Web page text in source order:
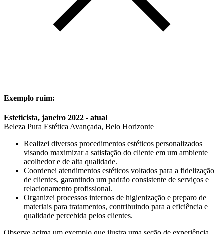
Exemplo ruim:
Esteticista, janeiro 2022 - atual
Beleza Pura Estética Avançada, Belo Horizonte
Realizei diversos procedimentos estéticos personalizados
visando maximizar a satisfação do cliente em um ambiente
acolhedor e de alta qualidade.
Coordenei atendimentos estéticos voltados para a fidelização
de clientes, garantindo um padrão consistente de serviços e
relacionamento profissional.
Organizei processos internos de higienização e preparo de
materiais para tratamentos, contribuindo para a eficiência e
qualidade percebida pelos clientes.